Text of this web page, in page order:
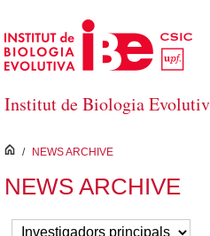
Salta al contingut principal
Institut de Biologia
inici
/ NEWS ARCHIVE
NEWS ARCHIVE